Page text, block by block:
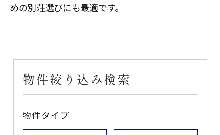
めの別荘選びにも最適です。
物件絞り込み検索
物件タイプ